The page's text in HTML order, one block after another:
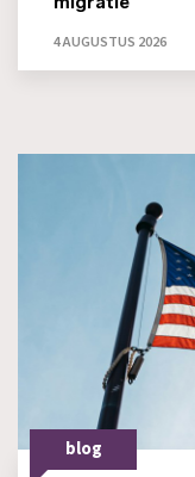
4 AUGUSTUS 2026
blog